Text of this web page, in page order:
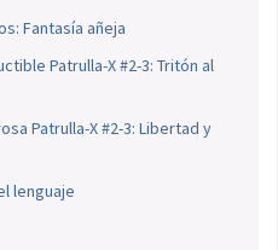
Fantasía añeja
Patrulla-X #2-3: Tritón al
Patrulla-X #2-3: Libertad y
lenguaje